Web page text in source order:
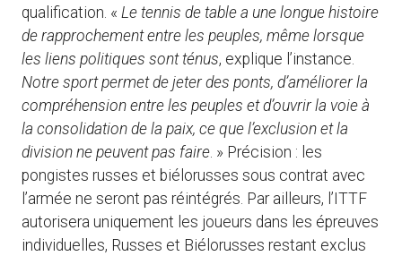
qualification. « Le tennis de table a une longue histoire
de rapprochement entre les peuples, même lorsque
les liens politiques sont ténus, explique l’instance.
Notre sport permet de jeter des ponts, d’améliorer la
compréhension entre les peuples et d’ouvrir la voie à
la consolidation de la paix, ce que l’exclusion et la
division ne peuvent pas faire. » Précision : les
pongistes russes et biélorusses sous contrat avec
l’armée ne seront pas réintégrés. Par ailleurs, l’ITTF
autorisera uniquement les joueurs dans les épreuves
individuelles, Russes et Biélorusses restant exclus